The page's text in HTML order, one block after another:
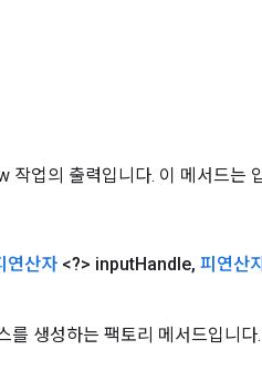
업의 출력입니다. 이 메서드는
연산자 <?> inputHandle, 피연산
생성하는 팩토리 메서드입니다.